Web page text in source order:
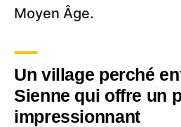
Moyen Âge.
Un village perché
Sienne qui offre un
impressionnant